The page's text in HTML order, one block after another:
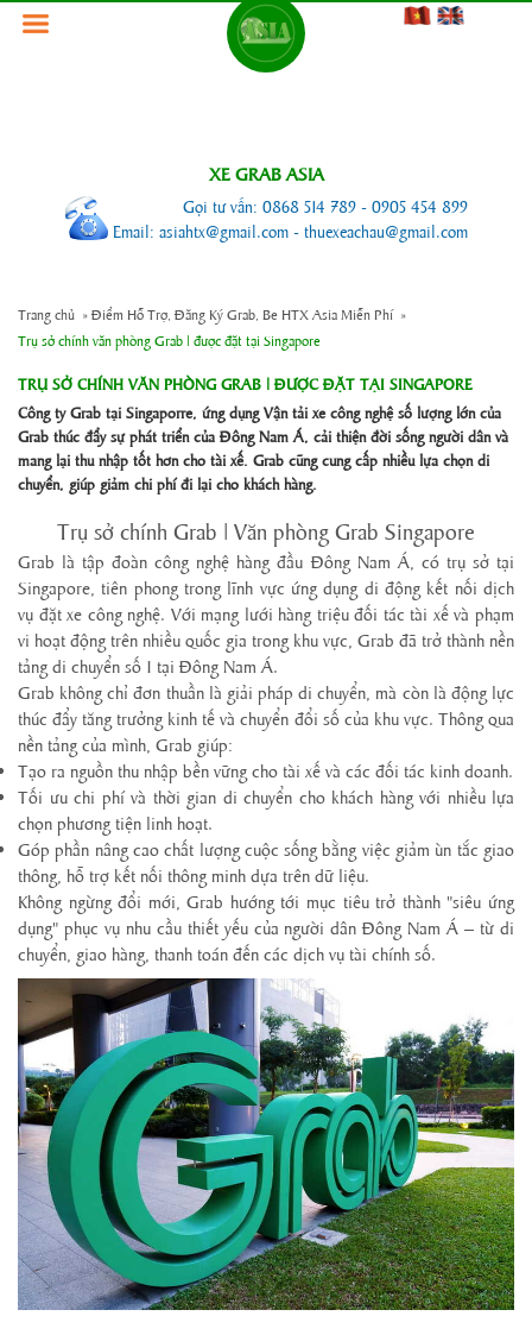
XE GRAB ASIA
Gọi tư vấn: 0868 514 789 - 0905 454 899
Email: asiahtx@gmail.com - thuexeachau@gmail.com
Trang chủ »Điểm Hỗ Trợ, Đăng Ký Grab, Be HTX Asia Miễn Phí»
Trụ sở chính văn phòng Grab | được đặt tại Singapore
TRỤ SỞ CHÍNH VĂN PHÒNG GRAB | ĐƯỢC ĐẶT TẠI SINGAPORE
Công ty Grab tại Singaporre, ứng dụng Vận tải xe công nghệ số lượng lớn của
Grab thúc đẩy sự phát triển của Đông Nam Á, cải thiện đời sống người dân và
mang lại thu nhập tốt hơn cho tài xế. Grab cũng cung cấp nhiều lựa chọn di
chuyển, giúp giảm chi phí đi lại cho khách hàng.
Trụ sở chính Grab | Văn phòng Grab Singapore
Grab là tập đoàn công nghệ hàng đầu Đông Nam Á, có trụ sở tại
Singapore, tiên phong trong lĩnh vực ứng dụng di động kết nối dịch
vụ đặt xe công nghệ. Với mạng lưới hàng triệu đối tác tài xế và phạm
vi hoạt động trên nhiều quốc gia trong khu vực, Grab đã trở thành nền
tảng di chuyển số 1 tại Đông Nam Á.
Grab không chỉ đơn thuần là giải pháp di chuyển, mà còn là động lực
thúc đẩy tăng trưởng kinh tế và chuyển đổi số của khu vực. Thông qua
nền tảng của mình, Grab giúp:
Tạo ra nguồn thu nhập bền vững cho tài xế và các đối tác kinh doanh.
Tối ưu chi phí và thời gian di chuyển cho khách hàng với nhiều lựa
chọn phương tiện linh hoạt.
Góp phần nâng cao chất lượng cuộc sống bằng việc giảm ùn tắc giao
thông, hỗ trợ kết nối thông minh dựa trên dữ liệu.
Không ngừng đổi mới, Grab hướng tới mục tiêu trở thành "siêu ứng
dụng" phục vụ nhu cầu thiết yếu của người dân Đông Nam Á – từ di
chuyển, giao hàng, thanh toán đến các dịch vụ tài chính số.